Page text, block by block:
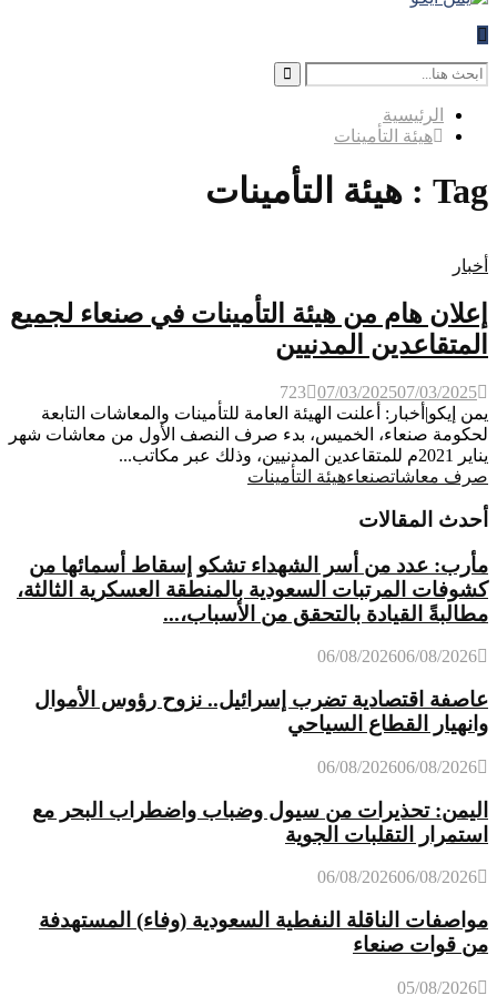
Search
for:
Search
الرئيسية
هيئة التأمينات
Tag : هيئة التأمينات
أخبار
إعلان هام من هيئة التأمينات في صنعاء لجميع
المتقاعدين المدنيين
07/03/202507/03/2025
723
يمن إيكو|أخبار: أعلنت الهيئة العامة للتأمينات والمعاشات التابعة
لحكومة صنعاء، الخميس، بدء صرف النصف الأول من معاشات شهر
يناير 2021م للمتقاعدين المدنيين، وذلك عبر مكاتب...
صرف معاشاتصنعاءهيئة التأمينات
أحدث المقالات
مأرب: عدد من أسر الشهداء تشكو إسقاط أسمائها من
كشوفات المرتبات السعودية بالمنطقة العسكرية الثالثة،
مطالبةً القيادة بالتحقق من الأسباب،...
06/08/202606/08/2026
عاصفة اقتصادية تضرب إسرائيل.. نزوح رؤوس الأموال
وانهيار القطاع السياحي
06/08/202606/08/2026
اليمن: تحذيرات من سيول وضباب واضطراب البحر مع
استمرار التقلبات الجوية
06/08/202606/08/2026
مواصفات الناقلة النفطية السعودية (وفاء) المستهدفة
من قوات صنعاء
05/08/2026